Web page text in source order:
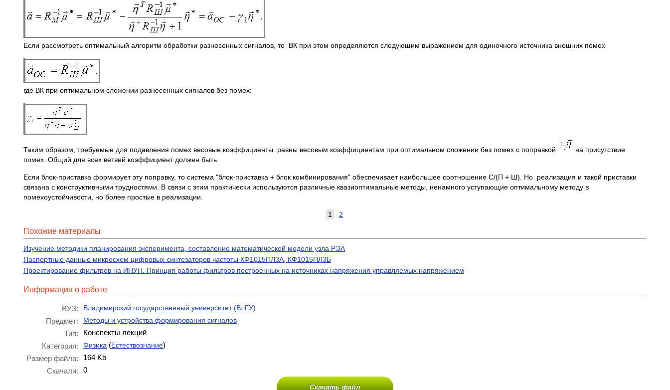
Если рассмотреть оптимальный алгоритм обработки разнесенных сигналов, то ВК при этом определяются следующим выражением для одиночного источника внешних помех
где ВК при оптимальном сложении разнесенных сигналов без помех:
Таким образом, требуемые для подавления помех весовые коэффициенты равны весовым коэффициентам при оптимальном сложении без помех с поправкой
на присутствие
помех. Общий для всех ветвей коэффициент должен быть
Если блок-приставка формирует эту поправку, то система "блок-приставка + блок комбинирования" обеспечивает наибольшее соотношение С/(П + Ш). Но реализация и такой приставки
связана с конструктивными трудностями. В связи с этим практически используются различные квазиоптимальные методы, ненамного уступающие оптимальному методу в
помехоустойчивости, но более простые в реализации.
1 2
Похожие материалы
Изучение методики планирования эксперимента, составление математической модели узла РЭА
Паспортные данные микросхем цифровых синтезаторов частоты КФ1015ПЛ3А, КФ1015ПЛ3Б
Проектирование фильтров на ИНУН. Принцип работы фильтров построенных на источниках напряжения управляемых напряжением
Информация о работе
ВУЗ: Владимирский государственный университет (ВлГУ)
Предмет: Методы и устройства формирования сигналов
Тип:
Конспекты лекций
Категория:
Физика (Естествознание)
Размер файла:
164 Kb
Скачали:
0
Скачать файл